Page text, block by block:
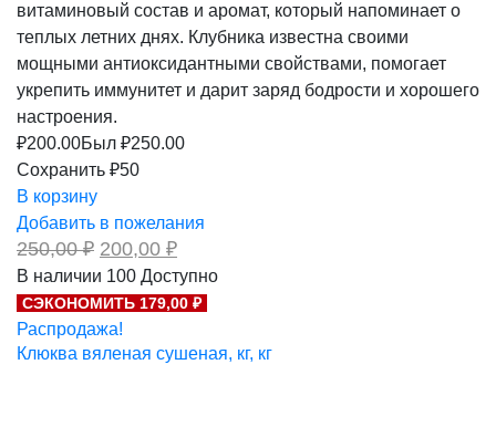
витаминовый состав и аромат, который напоминает о
теплых летних днях. Клубника известна своими
мощными антиоксидантными свойствами, помогает
укрепить иммунитет и дарит заряд бодрости и хорошего
настроения.
₽200.00Был ₽250.00
Сохранить ₽50
В корзину
Добавить в пожелания
250,00₽ Первоначальная
цена
составляла
250,00 ₽.
200,00 ₽Текущая
200,00 ₽.
В наличии 100 Доступно
СЭКОНОМИТЬ 179,00 ₽
Распродажа!
Клюква вяленая сушеная, кг, кг